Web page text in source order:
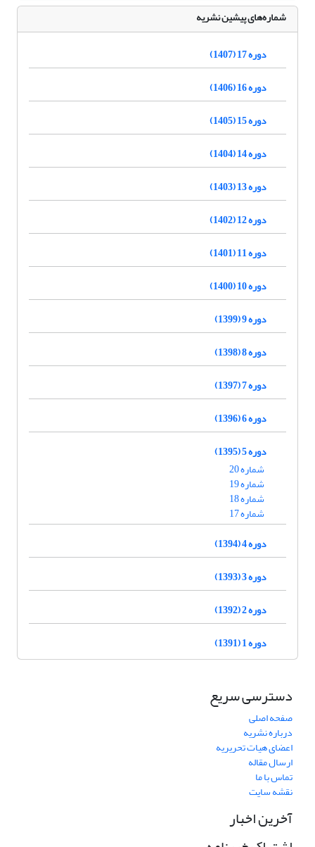
شماره‌های پیشین نشریه
دوره 17 (1407)
دوره 16 (1406)
دوره 15 (1405)
دوره 14 (1404)
دوره 13 (1403)
دوره 12 (1402)
دوره 11 (1401)
دوره 10 (1400)
دوره 9 (1399)
دوره 8 (1398)
دوره 7 (1397)
دوره 6 (1396)
دوره 5 (1395)
شماره 20
شماره 19
شماره 18
شماره 17
دوره 4 (1394)
دوره 3 (1393)
دوره 2 (1392)
دوره 1 (1391)
دسترسی سریع
صفحه اصلی
درباره نشریه
اعضای هیات تحریریه
ارسال مقاله
تماس با ما
نقشه سایت
آخرین اخبار